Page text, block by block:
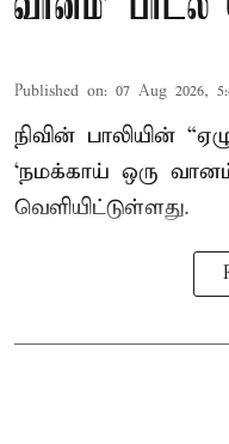
வானம்’ பாடல்
Published on: 07 Aug 2026,
நிவின் பாலியின்
‘நமக்காய் ஒரு
வெளியிட்டுள்ளது.